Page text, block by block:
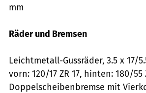
mm
Räder und Bremsen
Leichtmetall-Gussräder, 3.5 x 17/
vorn: 120/17 ZR 17, hinten: 180/55
Doppelscheibenbremse mit